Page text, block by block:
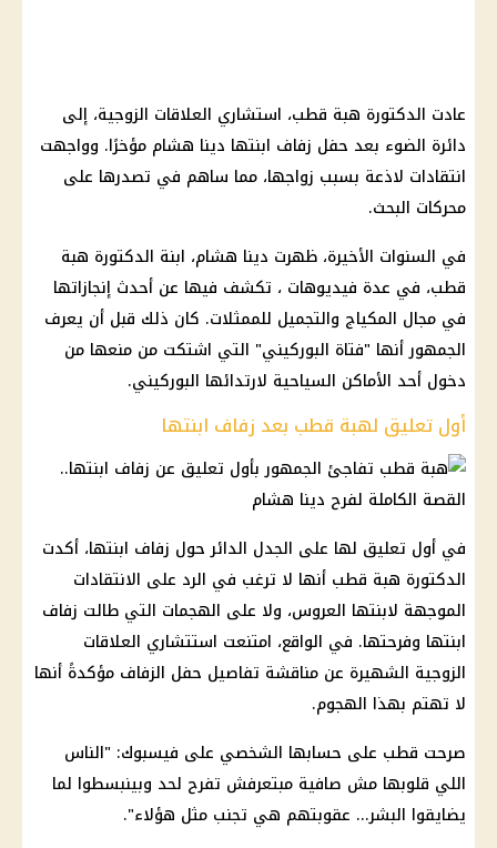
عادت الدكتورة هبة قطب، استشاري العلاقات الزوجية، إلى
دائرة الضوء بعد حفل زفاف ابنتها دينا هشام مؤخرًا. وواجهت
انتقادات لاذعة بسبب زواجها، مما ساهم في تصدرها على
محركات البحث.
في السنوات الأخيرة، ظهرت دينا هشام، ابنة الدكتورة هبة
قطب، في عدة فيديوهات ، تكشف فيها عن أحدث إنجازاتها
في مجال المكياج والتجميل للممثلات. كان ذلك قبل أن يعرف
الجمهور أنها "فتاة البوركيني" التي اشتكت من منعها من
دخول أحد الأماكن السياحية لارتدائها البوركيني.
أول تعليق لهبة قطب بعد زفاف ابنتها
في أول تعليق لها على الجدل الدائر حول زفاف ابنتها، أكدت
الدكتورة هبة قطب أنها لا ترغب في الرد على الانتقادات
الموجهة لابنتها العروس، ولا على الهجمات التي طالت زفاف
ابنتها وفرحتها. في الواقع، امتنعت استتشاري العلاقات
الزوجية الشهيرة عن مناقشة تفاصيل حفل الزفاف مؤكدةً أنها
لا تهتم بهذا الهجوم.
صرحت قطب على حسابها الشخصي على فيسبوك: "الناس
اللي قلوبها مش صافية مبتعرفش تفرح لحد وبينبسطوا لما
يضايقوا البشر... عقوبتهم هي تجنب مثل هؤلاء".